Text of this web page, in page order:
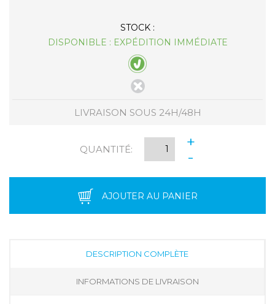
STOCK :
DISPONIBLE : EXPÉDITION IMMÉDIATE
LIVRAISON SOUS 24H/48H
QUANTITÉ:
+
-
AJOUTER AU PANIER
DESCRIPTION COMPLÈTE
INFORMATIONS DE LIVRAISON